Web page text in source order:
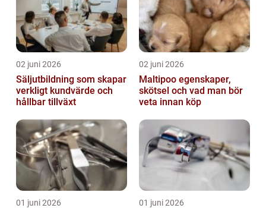
02 juni 2026
Säljutbildning som skapar
verkligt kundvärde och
hållbar tillväxt
02 juni 2026
Maltipoo egenskaper,
skötsel och vad man bör
veta innan köp
01 juni 2026 01 juni 2026